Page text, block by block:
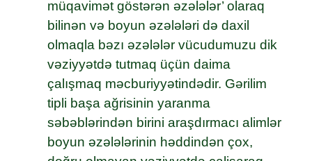
müqavimət göstərən əzələlər’ olaraq
bilinən və boyun əzələləri də daxil
olmaqla bəzı əzələlər vücudumuzu dik
vəziyyətdə tutmaq üçün daima
çalışmaq məcburiyyətindədir. Gərilim
tipli başa ağrisinin yaranma
səbəblərindən birini araşdırmacı alimlər
boyun əzələlərinin həddindən çox,